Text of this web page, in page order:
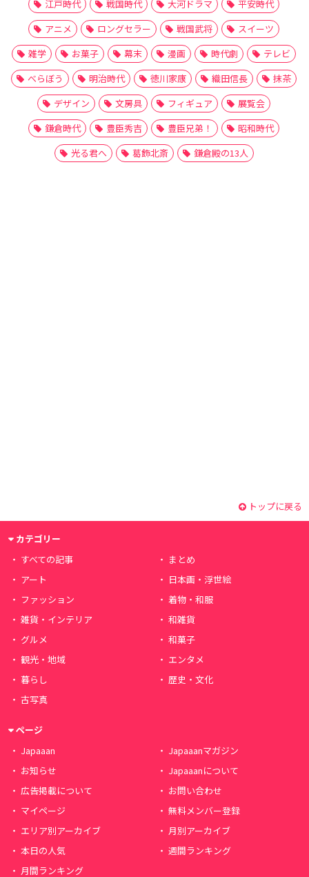
江戸時代 戦国時代 大河ドラマ
平安時代
アニメ
ロングセラー 戦国武将
スイーツ
雑学
お菓子 幕末 漫画 時代劇
テレビ
べらぼう
明治時代 徳川家康 織田信長
抹茶
デザイン
文房具 フィギュア
展覧会
鎌倉時代
豊臣秀吉 豊臣兄弟！
昭和時代
光る君へ
葛飾北斎 鎌倉殿の13人
トップに戻る
カテゴリー
すべての記事
まとめ
アート
日本画・浮世絵
ファッション
着物・和服
雑貨・インテリア
和雑貨
グルメ
和菓子
観光・地域
エンタメ
暮らし
歴史・文化
古写真
ページ
Japaaan
Japaaanマガジン
お知らせ
Japaaanについて
広告掲載について
お問い合わせ
マイページ
無料メンバー登録
エリア別アーカイブ
月別アーカイブ
本日の人気
週間ランキング
月間ランキング